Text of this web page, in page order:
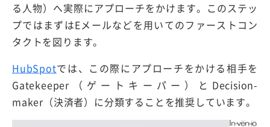
る人物）へ実際にアプローチをかけます。このステッ
プではまずはEメールなどを用いてのファーストコン
タクトを図ります。
HubSpotでは、この際にアプローチをかける相手を
Gatekeeper（ゲートキーパー）とDecision-
maker（決済者）に分類することを推奨しています。